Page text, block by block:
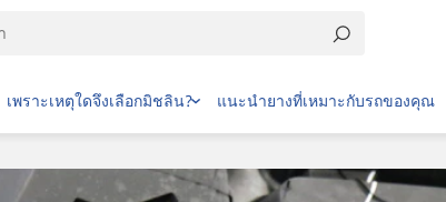
เพราะเหตุใดจึงเลือกมิชลิน? แนะนำยางที่เหมาะกับรถของคุณ